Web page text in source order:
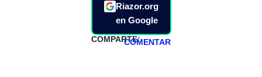
Riazor.org
en Google
COMPARTE:COMENTAR